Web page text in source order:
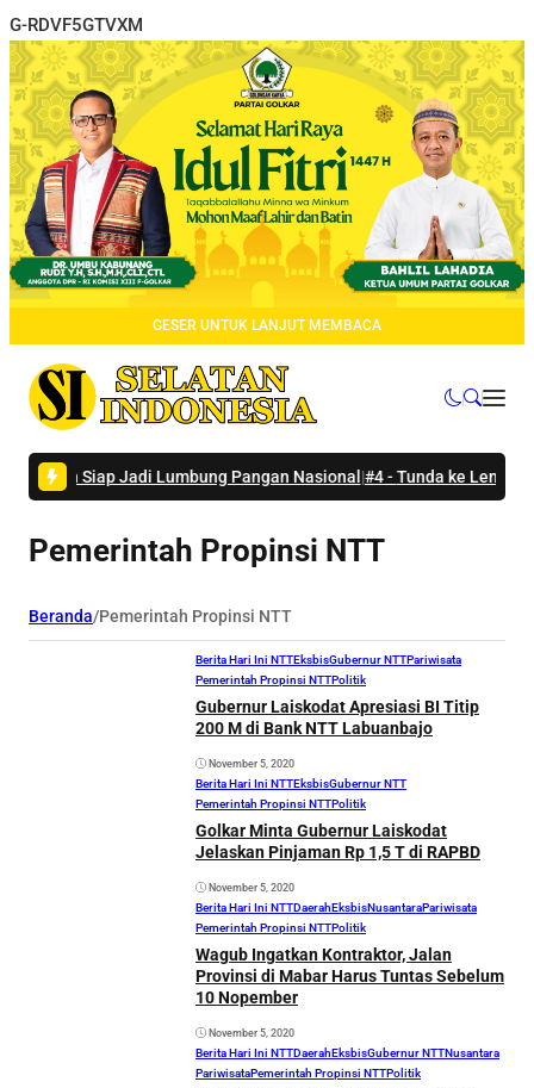
G-RDVF5GTVXM
GESER UNTUK LANJUT MEMBACA
Siap Jadi Lumbung Pangan Nasional|#4 -Tunda ke Lembata
Pemerintah Propinsi NTT
Beranda/Pemerintah Propinsi NTT
Berita Hari Ini NTTEksbisGubernur NTTPariwisata
Pemerintah Propinsi NTTPolitik
Gubernur Laiskodat Apresiasi BI Titip
200 M di Bank NTT Labuanbajo
November 5, 2020
Berita Hari Ini NTTEksbisGubernur NTT
Pemerintah Propinsi NTTPolitik
Golkar Minta Gubernur Laiskodat
Jelaskan Pinjaman Rp 1,5 T di RAPBD
November 5, 2020
Berita Hari Ini NTTDaerahEksbisNusantaraPariwisata
Pemerintah Propinsi NTTPolitik
Wagub Ingatkan Kontraktor, Jalan
Provinsi di Mabar Harus Tuntas Sebelum
10 Nopember
November 5, 2020
Berita Hari Ini NTTDaerahEksbisGubernur NTTNusantara
PariwisataPemerintah Propinsi NTTPolitik